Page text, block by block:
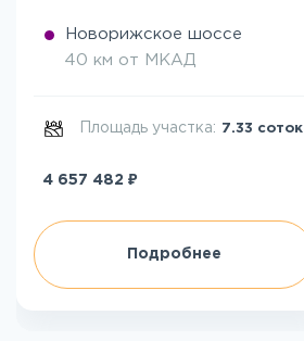
Новорижское шоссе
40 км от МКАД
Площадь участка: 7.33 соток
4 657 482 ₽
Подробнее